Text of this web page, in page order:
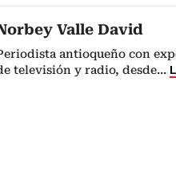
Valle David
antioqueño con
televisión y radio, desde...